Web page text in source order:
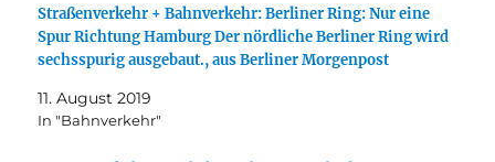
Straßenverkehr + Bahnverkehr: Berliner Ring: Nur eine
Spur Richtung Hamburg Der nördliche Berliner Ring wird
sechsspurig ausgebaut., aus Berliner Morgenpost
11. August 2019
In "Bahnverkehr"